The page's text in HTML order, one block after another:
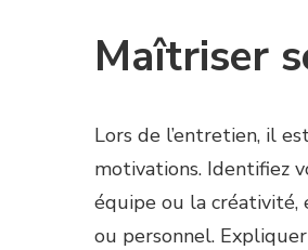
Maîtriser
Lors de l’entretien, il
motivations. Identifiez
équipe ou la créativité,
ou personnel.